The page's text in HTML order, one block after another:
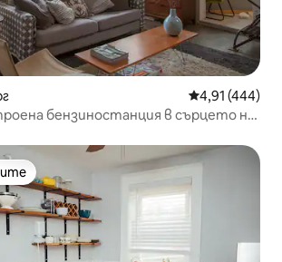
Средна
4,91 (444)
бензиностанция в сърцето на